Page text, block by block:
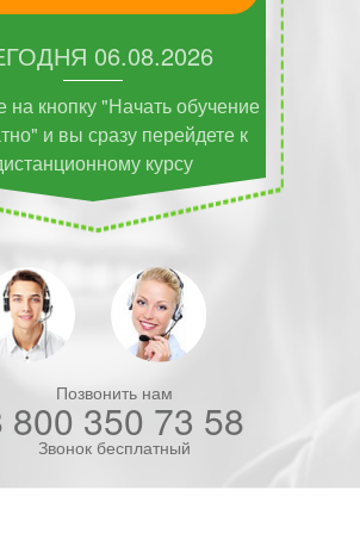
06.08.2026
кнопку "Начать обучение
и вы сразу перейдете к
курсу
Позвонить нам
800 350 73 58
Звонок бесплатный